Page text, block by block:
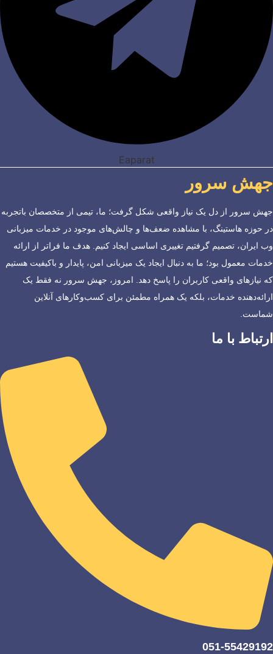
Eaparat
جهش سرور
جهش سرور از دل یک نیاز واقعی شکل گرفت؛ ما، تیمی از متخصصان باتجربه
در حوزه هاستینگ، با مشاهده ضعف‌ها و چالش‌های موجود در خدمات میزبانی
وب ایران، تصمیم گرفتیم تغییری اساسی ایجاد کنیم. هدف ما فراتر از ارائه
خدمات معمول بود؛ ما به دنبال ایجاد یک میزبانی امن، پایدار و باکیفیت هستیم
که نیازهای واقعی کاربران را پاسخ دهد. امروز، جهش سرور نه فقط یک
ارائه‌دهنده خدمات، بلکه یک همراه مطمئن برای کسب‌وکارهای آنلاین
شماست.
ارتباط با ما
051-55429192